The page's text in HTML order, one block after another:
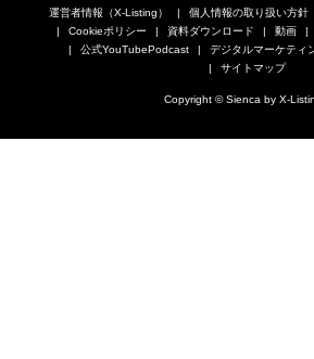
運営者情報（X-Listing） 個人情報の取り扱い方針
Cookieポリシー
資料ダウンロード 動画
公式YouTubePodcast
デジタルマーケティ
サイトマップ
Copyright © Sienca by X-